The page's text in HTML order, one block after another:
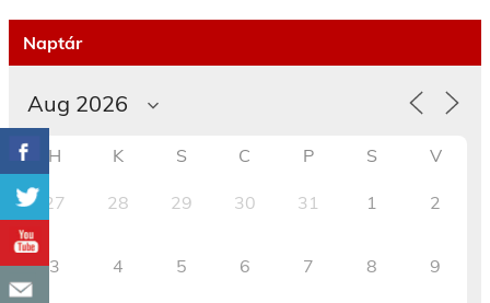
Naptár
H K S C P S V
27 28 29 30 31 1 2
3 4 5 6 7 8 9